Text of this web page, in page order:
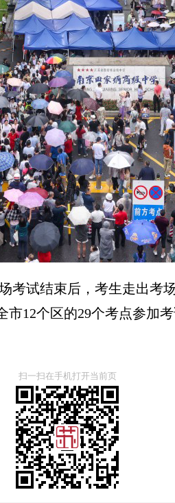
考试结束后，考生走出考
市12个区的29个考点参加
扫一扫在手机打开当前页